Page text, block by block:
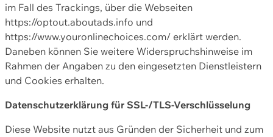
im Fall des Trackings, über die Webseiten
https://optout.aboutads.info und
https://www.youronlinechoices.com/ erklärt werden.
Daneben können Sie weitere Widerspruchshinweise im
Rahmen der Angaben zu den eingesetzten Dienstleistern
und Cookies erhalten.
Datenschutzerklärung für SSL-/TLS-Verschlüsselung
Diese Website nutzt aus Gründen der Sicherheit und zum